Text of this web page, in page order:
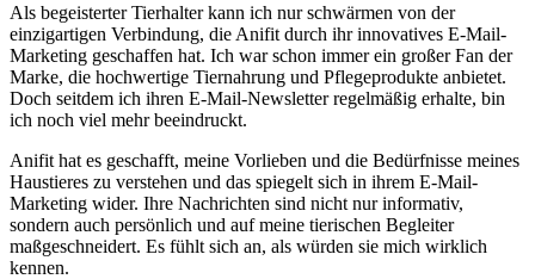
Als begeisterter‌ Tierhalter⁣ kann ich⁣ nur schwärmen von der
einzigartigen Verbindung, die Anifit durch‌ ihr innovatives E-Mail-
Marketing geschaffen hat. Ich war schon immer ein großer Fan der
Marke, die hochwertige Tiernahrung und Pflegeprodukte anbietet.
Doch seitdem‍ ich ihren E-Mail-Newsletter ‌regelmäßig erhalte, bin
ich noch viel mehr beeindruckt.
Anifit ‌hat es geschafft, meine ⁤Vorlieben⁤ und die Bedürfnisse meines
Haustieres zu verstehen ​und das spiegelt sich in ihrem E-Mail-
Marketing wider. Ihre Nachrichten sind nicht nur​ informativ,
sondern auch persönlich und ⁤auf meine tierischen‌ Begleiter
maßgeschneidert. Es fühlt sich an, als würden sie mich wirklich
kennen.